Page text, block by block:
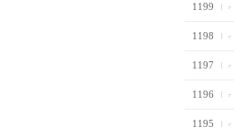
1199
1198
1197
1196
1195